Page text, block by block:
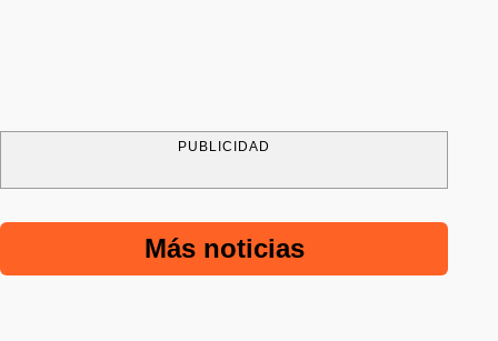
PUBLICIDAD
Más noticias